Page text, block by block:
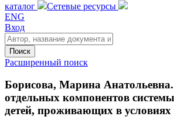
каталог
Сетевые ресурсы
ENG
Вход
Поиск
Расширенный поиск
Борисова, Марина
отдельных компонентов
детей, проживающих в условиях